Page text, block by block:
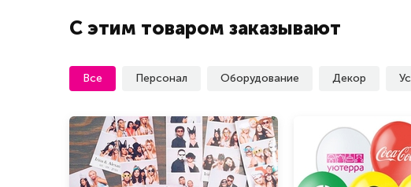
С этим товаром заказывают
Все Персонал Оборудование Декор